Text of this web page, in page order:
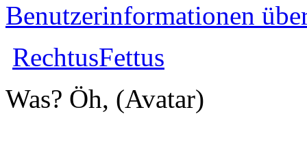
Benutzerinformationen
RechtusFettus
Was? Öh, (Avatar)